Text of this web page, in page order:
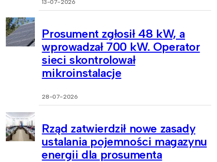
13-07-2026
Prosument zgłosił 48 kW, a
wprowadzał 700 kW. Operator
sieci skontrolował
mikroinstalacje
28-07-2026
Rząd zatwierdził nowe zasady
ustalania pojemności magazynu
energii dla prosumenta